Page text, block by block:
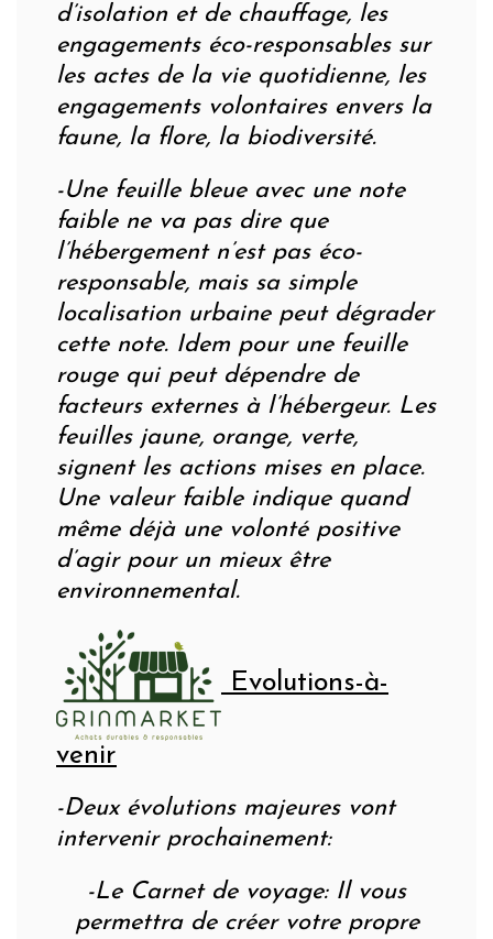
d’isolation et de chauffage, les
engagements éco-responsables sur
les actes de la vie quotidienne, les
engagements volontaires envers la
faune, la flore, la biodiversité.
-Une feuille bleue avec une note
faible ne va pas dire que
l’hébergement n’est pas éco-
responsable, mais sa simple
localisation urbaine peut dégrader
cette note. Idem pour une feuille
rouge qui peut dépendre de
facteurs externes à l’hébergeur. Les
feuilles jaune, orange, verte,
signent les actions mises en place.
Une valeur faible indique quand
même déjà une volonté positive
d’agir pour un mieux être
environnemental.
Evolutions-à-
venir
-Deux évolutions majeures vont
intervenir prochainement:
-Le Carnet de voyage: Il vous
permettra de créer votre propre